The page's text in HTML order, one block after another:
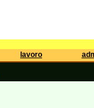
lavoro